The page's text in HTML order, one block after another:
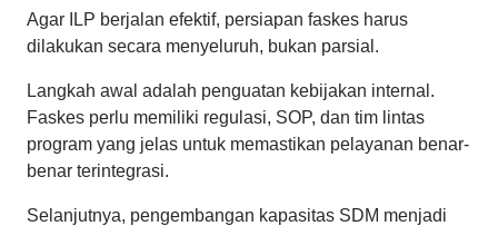
Agar ILP berjalan efektif, persiapan faskes harus
dilakukan secara menyeluruh, bukan parsial.
Langkah awal adalah penguatan kebijakan internal.
Faskes perlu memiliki regulasi, SOP, dan tim lintas
program yang jelas untuk memastikan pelayanan benar-
benar terintegrasi.
Selanjutnya, pengembangan kapasitas SDM menjadi